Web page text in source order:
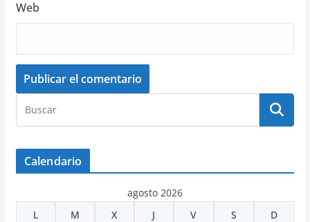
Web
Calendario
agosto 2026
L
M X J V S D